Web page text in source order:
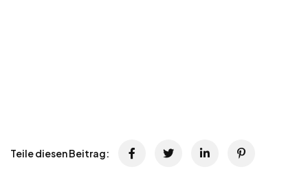
Teile diesen Beitrag: